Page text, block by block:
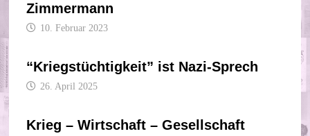
Zimmermann
10. Februar 2023
“Kriegstüchtigkeit” ist Nazi-Sprech
26. April 2025
Krieg – Wirtschaft – Gesellschaft